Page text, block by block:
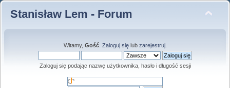
Stanisław Lem - Forum
Witamy, Gość. Zaloguj sięlub zarejestruj.
Zaloguj się podając nazwę użytkownika, hasło i długość sesji